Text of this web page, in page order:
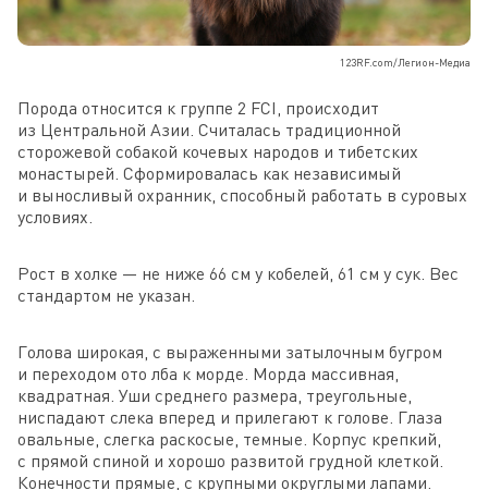
123RF.com/Легион-Медиа
Порода относится к группе 2 FCI, происходит
из Центральной Азии. Считалась традиционной
сторожевой собакой кочевых народов и тибетских
монастырей. Сформировалась как независимый
и выносливый охранник, способный работать в суровых
условиях.
Рост в холке — не ниже 66 см у кобелей, 61 см у сук. Вес
стандартом не указан.
Голова широкая, с выраженными затылочным бугром
и переходом ото лба к морде. Морда массивная,
квадратная. Уши среднего размера, треугольные,
ниспадают слека вперед и прилегают к голове. Глаза
овальные, слегка раскосые, темные. Корпус крепкий,
с прямой спиной и хорошо развитой грудной клеткой.
Конечности прямые, с крупными округлыми лапами.